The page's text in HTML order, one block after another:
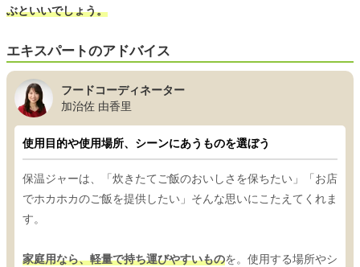
ぶといいでしょう。
エキスパートのアドバイス
フードコーディネーター
加治佐 由香里
使用目的や使用場所、シーンにあうものを選ぼう
保温ジャーは、「炊きたてご飯のおいしさを保ちたい」「お店
でホカホカのご飯を提供したい」そんな思いにこたえてくれま
す。
家庭用なら、軽量で持ち運びやすいものを。使用する場所やシ